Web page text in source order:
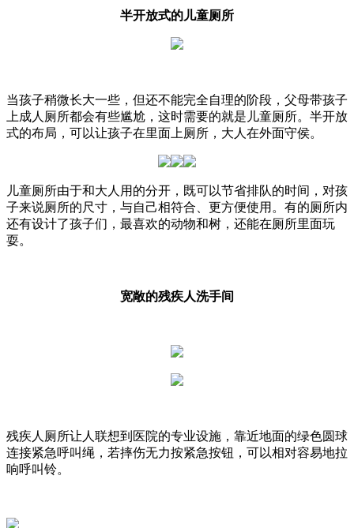
半开放式的儿童厕所
当孩子稍微长大一些，但还不能完全自理的阶段，父母带孩子
上成人厕所都会有些尴尬，这时需要的就是儿童厕所。半开放
式的布局，可以让孩子在里面上厕所，大人在外面守侯。
儿童厕所由于和大人用的分开，既可以节省排队的时间，对孩
子来说厕所的尺寸，与自己相符合、更方便使用。有的厕所内
还有设计了孩子们，最喜欢的动物和树，还能在厕所里面玩
耍。
宽敞的残疾人洗手间
残疾人厕所让人联想到医院的专业设施，靠近地面的绿色圆球
连接紧急呼叫绳，若摔伤无力按紧急按钮，可以相对容易地拉
响呼叫铃。